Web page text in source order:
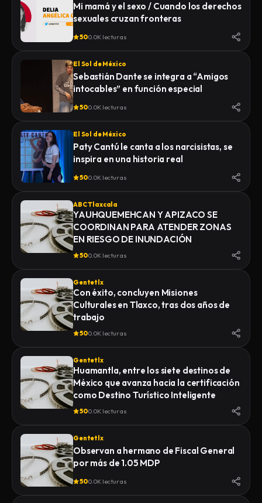
Mi mamá y el sexo / Cuando los derechos
sexuales cruzan fronteras
500.0K lecturas
El Sol de México
Sebastián Dante se integra a “Amigos
intocables” en función especial
500.0K lecturas
El Sol de México
Paty Cantú le canta a los narcisistas, se
inspira en una historia real
500.0K lecturas
ABC Tlaxcala
YAUHQUEMEHCAN Y APIZACO SE
COORDINAN PARA ATENDER ZONAS
EN RIESGO DE INUNDACIÓN
500.0K lecturas
Gentetlx
Con éxito, concluyen Misiones
Culturales en Tlaxco, tras dos años de
trabajo
500.0K lecturas
Gentetlx
Huamantla, entre los siete destinos de
México que avanza hacia la certificación
como Destino Turístico Inteligente
500.0K lecturas
Gentetlx
Observan a hermano de Fiscal General
por más de 1.05 MDP
500.0K lecturas